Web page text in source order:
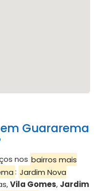
Guararema
nos bairros mais
: Jardim Nova
Vila Gomes, Jardim